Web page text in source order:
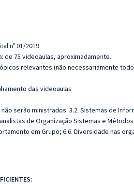
nº 01/2019
de 75 videoaulas, aproximadamente.
relevantes (não necessariamente
das videoaulas
serão ministrados: 3.2. Sistemas de
de Organização Sistemas e
em Grupo; 6.6. Diversidade nas